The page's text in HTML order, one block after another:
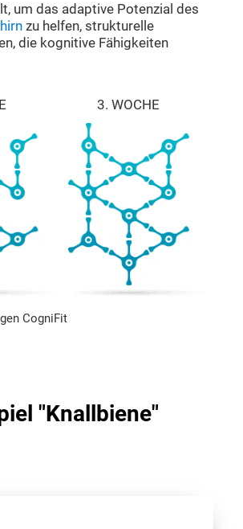
um das adaptive Potenzial des
zu helfen, strukturelle
die kognitive Fähigkeiten
3. WOCHE
CogniFit
"Knallbiene"